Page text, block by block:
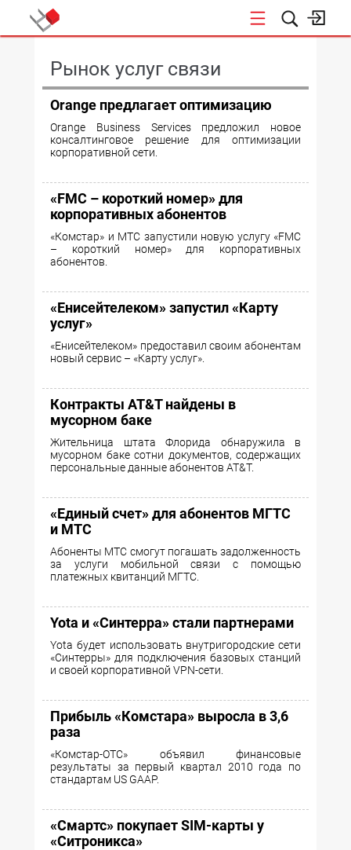
Рынок услуг связи
Orange предлагает оптимизацию
Orange Business Services предложил новое
консалтинговое решение для оптимизации
корпоративной сети.
«FMC – короткий номер» для
корпоративных абонентов
«Комстар» и МТС запустили новую услугу «FMC
– короткий номер» для корпоративных
абонентов.
«Енисейтелеком» запустил «Карту
услуг»
«Енисейтелеком» предоставил своим абонентам
новый сервис – «Карту услуг».
Контракты AT&T найдены в
мусорном баке
Жительница штата Флорида обнаружила в
мусорном баке сотни документов, содержащих
персональные данные абонентов AT&T.
«Единый счет» для абонентов МГТС
и МТС
Абоненты МТС смогут погашать задолженность
за услуги мобильной связи с помощью
платежных квитанций МГТС.
Yota и «Синтерра» стали партнерами
Yota будет использовать внутригородские сети
«Синтерры» для подключения базовых станций
и своей корпоративной VPN-сети.
Прибыль «Комстара» выросла в 3,6
раза
«Комстар-ОТС» объявил финансовые
результаты за первый квартал 2010 года по
стандартам US GAAP.
«Смартс» покупает SIM-карты у
«Ситроникса»